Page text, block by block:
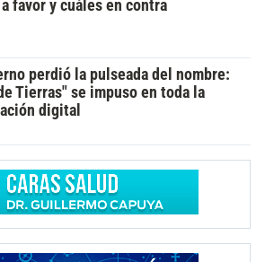
favor y cuáles en contra
perdió la pulseada del nombre:
Tierras" se impuso en toda la
digital